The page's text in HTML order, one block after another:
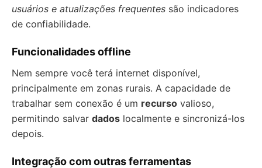
usuários e atualizações frequentes são indicadores
de confiabilidade.
Funcionalidades offline
Nem sempre você terá internet disponível,
principalmente em zonas rurais. A capacidade de
trabalhar sem conexão é um recurso valioso,
permitindo salvar dados localmente e sincronizá-los
depois.
Integração com outras ferramentas